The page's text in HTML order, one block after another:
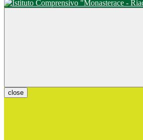
close